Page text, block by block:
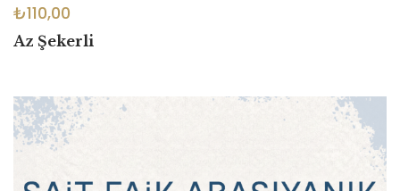
₺110,00
Az Şekerli